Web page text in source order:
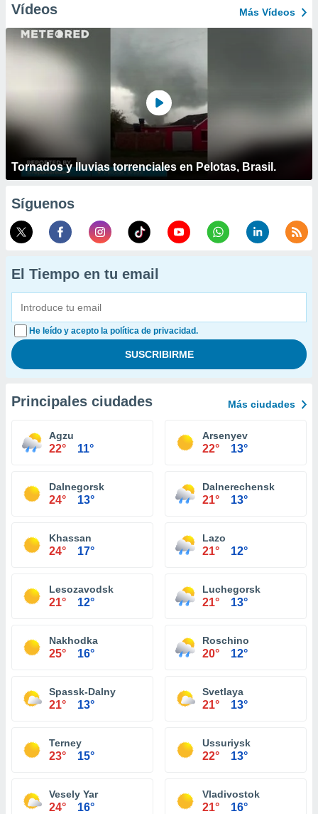
Vídeos Más Vídeos
Tornados y lluvias torrenciales en Pelotas, Brasil.
Síguenos
El Tiempo en tu email
He leído y acepto la política de privacidad.
Principales ciudades Más ciudades
Agzu
22° 11°
Arsenyev
22° 13°
Dalnegorsk
24° 13°
Dalnerechensk
21° 13°
Khassan
24° 17°
Lazo
21° 12°
Lesozavodsk
21° 12°
Luchegorsk
21° 13°
Nakhodka
25° 16°
Roschino
20° 12°
Spassk-Dalny
21° 13°
Svetlaya
21° 13°
Terney
23° 15°
Ussuriysk
22° 13°
Vesely Yar
24° 16°
Vladivostok
21° 16°